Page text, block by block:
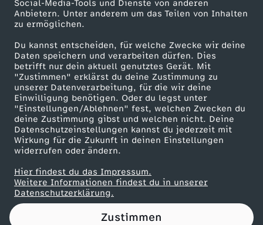
Social-Media-Tools und Dienste von anderen
Anbietern. Unter anderem um das Teilen von Inhalten
zu ermöglichen.
Du kannst entscheiden, für welche Zwecke wir deine
Daten speichern und verarbeiten dürfen. Dies
betrifft nur dein aktuell genutztes Gerät. Mit
"Zustimmen" erklärst du deine Zustimmung zu
unserer Datenverarbeitung, für die wir deine
Einwilligung benötigen. Oder du legst unter
"Einstellungen/Ablehnen" fest, welchen Zwecken du
deine Zustimmung gibst und welchen nicht. Deine
Datenschutzeinstellungen kannst du jederzeit mit
Wirkung für die Zukunft in deinen Einstellungen
widerrufen oder ändern.
Hier findest du das Impressum.
Weitere Informationen findest du in unserer
Datenschutzerklärung.
Zustimmen
r
a
u
m
v
o
n
d
Karriere
ZDF goes Schule
Werbefernsehen
Mainzelmännchen
Partner